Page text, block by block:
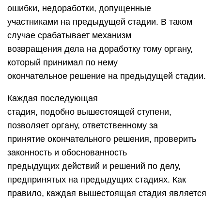
ошибки, недоработки, допущенные
участниками на предыдущей стадии. В таком
случае срабатывает механизм
возвращения дела на доработку тому органу,
который принимал по нему
окончательное решение на предыдущей стадии.
Каждая последующая
стадия, подобно вышестоящей ступени,
позволяет органу, ответственному за
принятие окончательного решения, проверить
законность и обоснованность
предыдущих действий и решений по делу,
предпринятых на предыдущих стадиях. Как
правило, каждая вышестоящая стадия является